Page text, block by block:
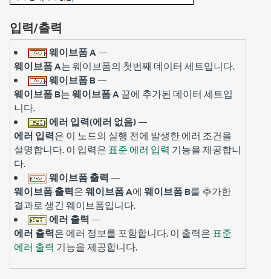
입력/출력
웨이브폼 A —
웨이브폼 A는 웨이브폼의 첫번째 데이터 세트입니다.
웨이브폼 B—
웨이브폼 B는웨이브폼 A 끝에 추가된 데이터 세트입
니다.
에러 입력(에러 없음)—
에러 입력은 이 노드의 실행 전에 발생한 에러 조건을
설명합니다. 이 입력은 표준 에러 입력 기능을 제공합니
다.
웨이브폼 출력 —
웨이브폼 출력은웨이브폼 A에 웨이브폼 B를 추가한
결과로 생긴 웨이브폼입니다.
에러 출력 —
에러 출력은 에러 정보를 포함합니다. 이 출력은 표준
에러 출력 기능을 제공합니다.